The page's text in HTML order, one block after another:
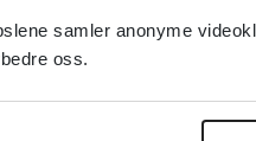
samler anonyme
oss.